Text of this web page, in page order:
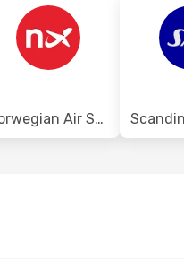
Norwegian Air Shuttle